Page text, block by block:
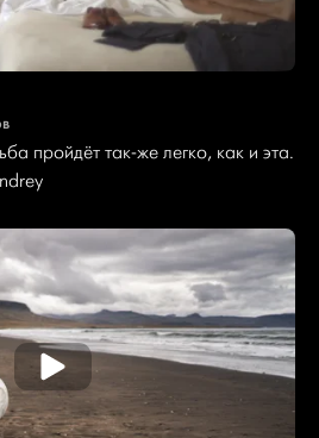
пройдёт так-же легко, как и эта.